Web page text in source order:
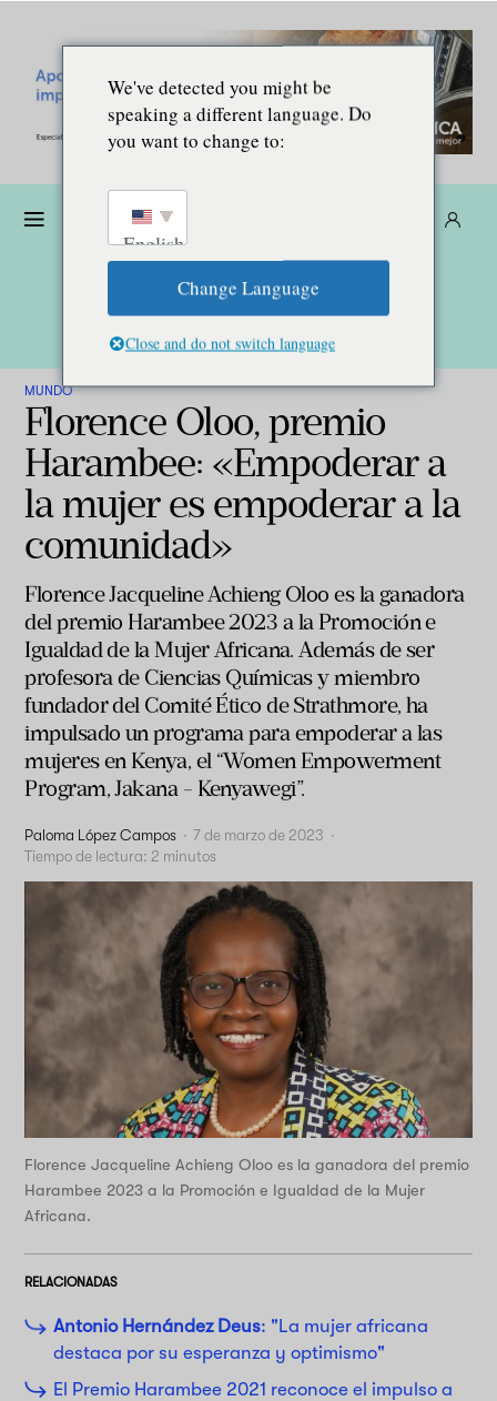
MUNDO
Florence Oloo, premio
Harambee: «Empoderar a
la mujer es empoderar a la
comunidad»
Florence Jacqueline Achieng Oloo es la ganadora
del premio Harambee 2023 a la Promoción e
Igualdad de la Mujer Africana. Además de ser
profesora de Ciencias Químicas y miembro
fundador del Comité Ético de Strathmore, ha
impulsado un programa para empoderar a las
mujeres en Kenya, el “Women Empowerment
Program, Jakana - Kenyawegi”.
Paloma López Campos · 7 de marzo de 2023 ·
Tiempo de lectura: 2 minutos
Florence Jacqueline Achieng Oloo es la ganadora del premio
Harambee 2023 a la Promoción e Igualdad de la Mujer
Africana.
RELACIONADAS
Antonio Hernández Deus: "La mujer africana
destaca por su esperanza y optimismo"
El Premio Harambee 2021 reconoce el impulso a
We've detected you might be
speaking a different language. Do
you want to change to:
English
Change Language
Close and do not switch language